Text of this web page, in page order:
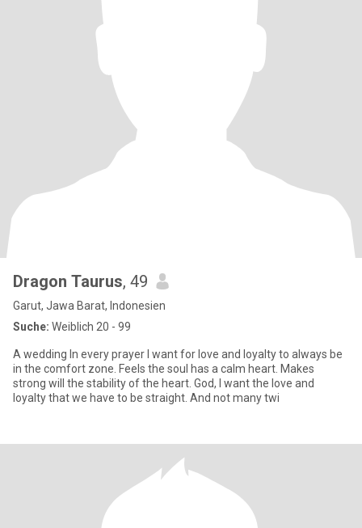
Dragon Taurus, 49
Garut, Jawa Barat, Indonesien
Suche: Weiblich 20 - 99
A wedding In every prayer I want for love and loyalty to always be
in the comfort zone. Feels the soul has a calm heart. Makes
strong will the stability of the heart. God, I want the love and
loyalty that we have to be straight. And not many twi